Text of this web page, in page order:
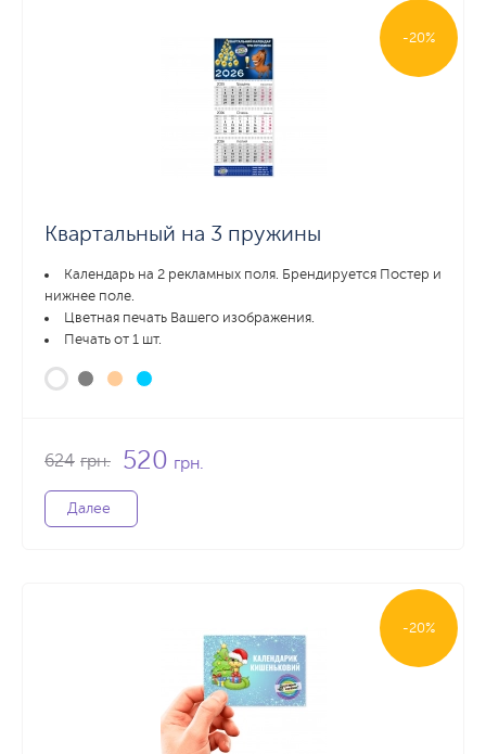
-20%
Квартальный на 3 пружины
Календарь на 2 рекламных поля. Брендируется Постер и
нижнее поле.
Цветная печать Вашего изображения.
Печать от 1 шт.
624 грн. 520 грн.
Далее
-20%